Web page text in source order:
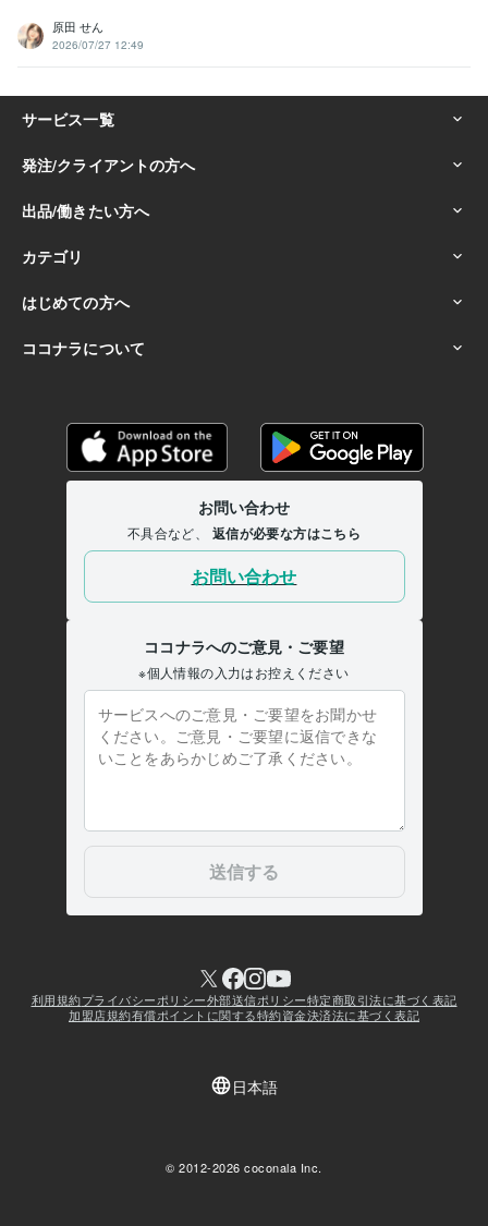
原田 せん
2026/07/27 12:49